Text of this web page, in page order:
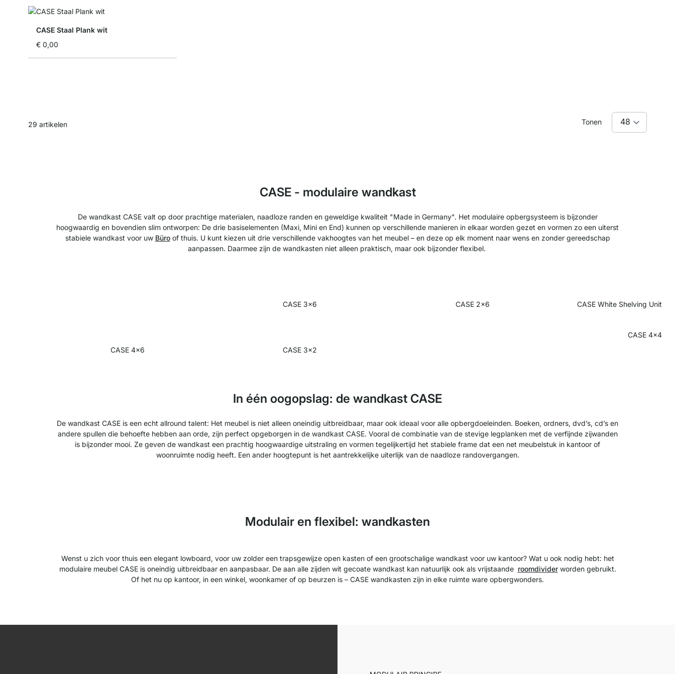
CASE Staal Plank wit
€ 0,00
29 artikelen Tonen
CASE - modulaire wandkast
De wandkast CASE valt op door prachtige materialen, naadloze randen en geweldige kwaliteit "Made in Germany". Het modulaire opbergsysteem is bijzonder
hoogwaardig en bovendien slim ontworpen: De drie basiselementen (Maxi, Mini en End) kunnen op verschillende manieren in elkaar worden gezet en vormen zo een uiterst
stabiele wandkast voor uw Büro of thuis. U kunt kiezen uit drie verschillende vakhoogtes van het meubel – en deze op elk moment naar wens en zonder gereedschap
aanpassen. Daarmee zijn de wandkasten niet alleen praktisch, maar ook bijzonder flexibel.
CASE 3x6 CASE 2x6 CASE White Shelving Unit
CASE 4x4
CASE 4x6
CASE 3x2
In één oogopslag: de wandkast CASE
De wandkast CASE is een echt allround talent: Het meubel is niet alleen oneindig uitbreidbaar, maar ook ideaal voor alle opbergdoeleinden. Boeken, ordners, dvd’s, cd’s en
andere spullen die behoefte hebben aan orde, zijn perfect opgeborgen in de wandkast CASE. Vooral de combinatie van de stevige legplanken met de verfijnde zijwanden
is bijzonder mooi. Ze geven de wandkast een prachtig hoogwaardige uitstraling en vormen tegelijkertijd het stabiele frame dat een net meubelstuk in kantoor of
woonruimte nodig heeft. Een ander hoogtepunt is het aantrekkelijke uiterlijk van de naadloze randovergangen.
Modulair en flexibel: wandkasten
Wenst u zich voor thuis een elegant lowboard, voor uw zolder een trapsgewijze open kasten of een grootschalige wandkast voor uw kantoor? Wat u ook nodig hebt: het
modulaire meubel CASE is oneindig uitbreidbaar en aanpasbaar. De aan alle zijden wit gecoate wandkast kan natuurlijk ook als vrijstaande roomdivider worden gebruikt.
Of het nu op kantoor, in een winkel, woonkamer of op beurzen is – CASE wandkasten zijn in elke ruimte ware opbergwonders.